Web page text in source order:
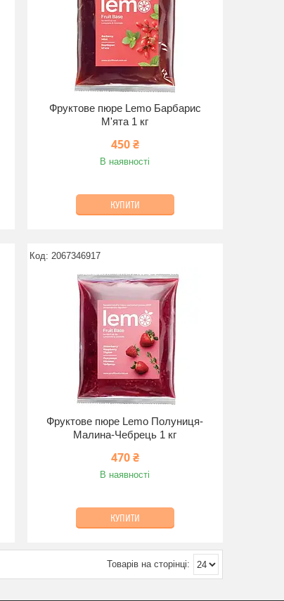
Фруктове пюре Lemo Барбарис
М'ята 1 кг
450 ₴
В наявності
КУПИТИ
2067346917
Фруктове пюре Lemo Полуниця-
Малина-Чебрець 1 кг
470 ₴
В наявності
КУПИТИ